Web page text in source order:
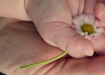
SIMPLES
RÉALISER